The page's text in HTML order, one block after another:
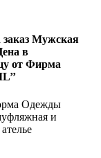
Мужская
в
от Фирма
Одежды
и